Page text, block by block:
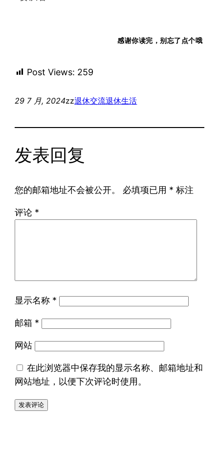
感谢你读完，别忘了点个哦
Post Views: 259
29 7 月, 2024zz退休交流退休生活
发表回复
您的邮箱地址不会被公开。 必填项已用 * 标注
评论 *
显示名称 *
邮箱 *
网站
在此浏览器中保存我的显示名称、邮箱地址和
网站地址，以便下次评论时使用。